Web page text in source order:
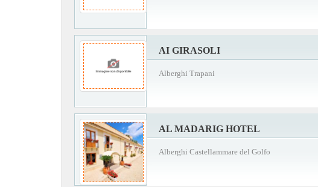
AI GIRASOLI
Alberghi Trapani
AL MADARIG HOTEL
Alberghi Castellammare del Golfo